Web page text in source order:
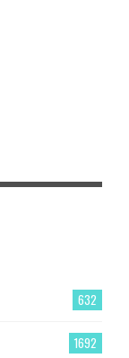
632
1692